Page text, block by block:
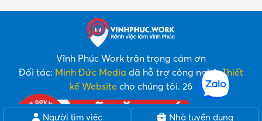
Vĩnh Phúc Work trân trọng cảm ơn
Đối tác: Minh Đức Media đã hỗ trợ công nghệ,Thiết
kế Website cho chúng tôi. 26
Người tìm việc Nhà tuyển dụng